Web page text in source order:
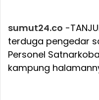
sumut24.co -
terduga pengedar
Personel
kampung